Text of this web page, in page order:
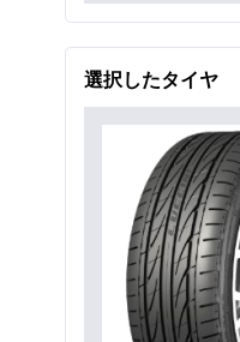
選択したタイヤ